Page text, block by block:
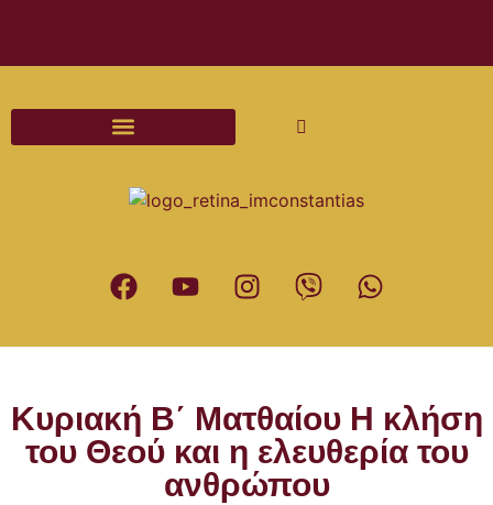
Κυριακή Β΄ Ματθαίου Η κλήση
του Θεού και η ελευθερία του
ανθρώπου